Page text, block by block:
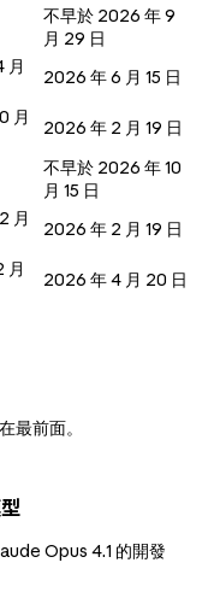
不早於 2026 年 9
月 29 日
月
2026 年 6 月 15 日
月
2026 年 2 月 19 日
不早於 2026 年 10
月 15 日
月
2026 年 2 月 19 日
月
2026 年 4 月 20 日
最前面。
Opus 4.1 的開發